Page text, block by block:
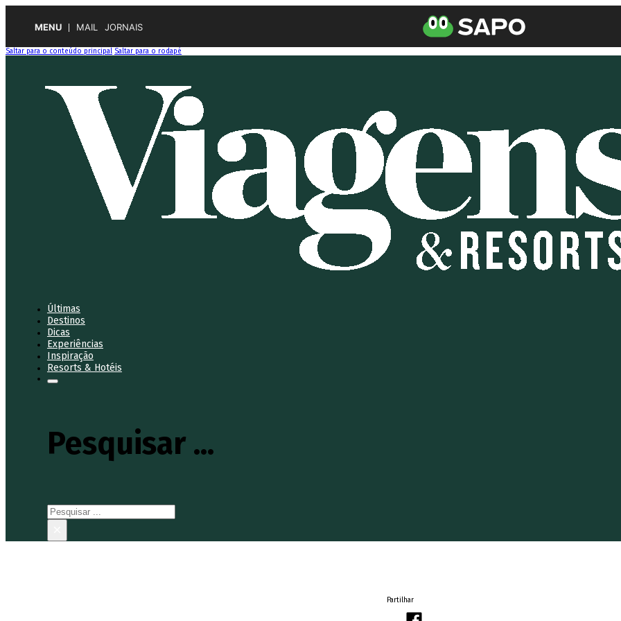
MENU MAIL JORNAIS
Saltar para o conteúdo principal Saltar para o rodapé
Últimas
Destinos
Dicas
Experiências
Inspiração
Resorts & Hotéis
Pesquisar ...
Pesquisar
Partilhar